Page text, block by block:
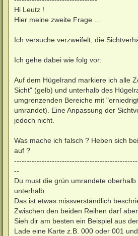
Hi Leutz !
Hier meine zweite Frage ...
Ich versuche verzweifelt, die
Ich gehe dabei wie folg vor:
Auf dem Hügelrand markiere ich alle
Sicht" (gelb) und unterhalb des
umgrenzenden Bereiche mit
umrandet). Eine Anpassung der
jedoch nicht.
Was mache ich falsch ? Heben sich
auf ?
--
Du must die grün umrandete
unterhalb.
Das ist etwas missverständlich
Zwischen den beiden Reihen darf
Sieh dir am besten ein Beispiel aus
Lade eine Karte z.B. 000 oder 001